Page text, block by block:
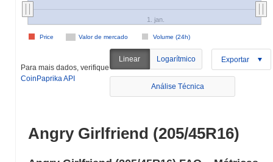
Valor de mercado Volume (24h)
Price
1. jan.
Para mais dados, verifique
CoinPaprika API
Linear Logarítmico Exportar
Análise Técnica
Angry Girlfriend (205/45R16)